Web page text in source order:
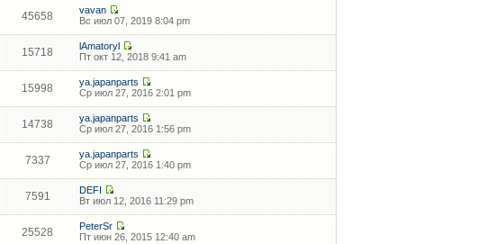
45658
vavan
Вс июл 07, 2019 8:04 pm
15718
lAmatoryl
Пт окт 12, 2018 9:41 am
15998
ya.japanparts
Ср июл 27, 2016 2:01 pm
14738
ya.japanparts
Ср июл 27, 2016 1:56 pm
7337
ya.japanparts
Ср июл 27, 2016 1:40 pm
7591
DEFI
Вт июл 12, 2016 11:29 pm
25528
PeterSr
Пт июн 26, 2015 12:40 am